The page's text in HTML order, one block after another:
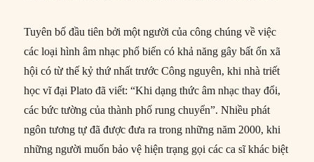
Tuyên bố đầu tiên bởi một người của công chúng về việc
các loại hình âm nhạc phổ biến có khả năng gây bất ổn xã
hội có từ thế kỷ thứ nhất trước Công nguyên, khi nhà triết
học vĩ đại Plato đã viết: “Khi dạng thức âm nhạc thay đổi,
các bức tường của thành phố rung chuyển”. Nhiều phát
ngôn tương tự đã được đưa ra trong những năm 2000, khi
những người muốn bảo vệ hiện trạng gọi các ca sĩ khác biệt